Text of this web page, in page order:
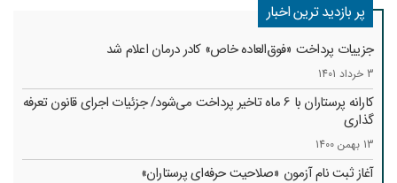
پر بازدید ترین اخبار
جزییات پرداخت «فوق‌العاده خاص» کادر درمان اعلام شد
3 خرداد 1401
کارانه‌ پرستاران با 6 ماه تاخیر پرداخت می‌شود/ جزئیات اجرای قانون تعرفه
گذاری
13 بهمن 1400
آغاز ثبت نام آزمون «صلاحیت حرفه‌ای پرستاران»